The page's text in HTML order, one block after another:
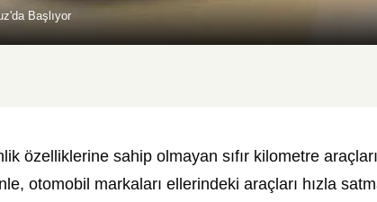
Başlıyor
özelliklerine sahip olmayan sıfır kilometre
otomobil markaları ellerindeki araçları hızla